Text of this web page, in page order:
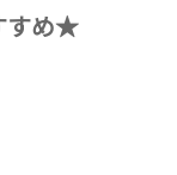
すめ★